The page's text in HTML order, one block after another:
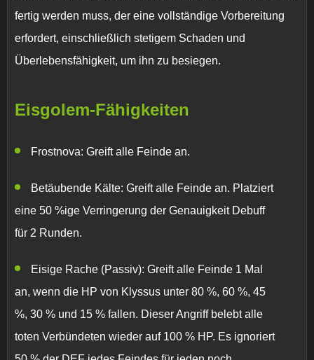
fertig werden muss, der eine vollständige Vorbereitung
erfordert, einschließlich stetigem Schaden und
Überlebensfähigkeit, um ihn zu besiegen.
Eisgolem-Fähigkeiten
Frostnova: Greift alle Feinde an.
Betäubende Kälte: Greift alle Feinde an. Platziert
eine 50 %ige Verringerung der GenauigkeitDebuff
für 2 Runden.
Eisige Rache (Passiv): Greift alle Feinde 1 Mal
an, wenn die HP von Klyssus unter 80 %, 60 %, 45
%, 30 % und 15 % fallen. Dieser Angriff belebt alle
toten Verbündeten wieder auf 100 % HP. Es ignoriert